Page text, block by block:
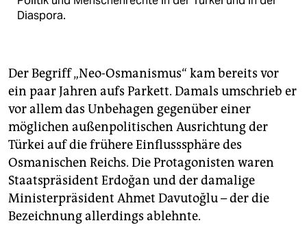
Diaspora.
Der Begriff „Neo-Osmanismus“ kam bereits vor
ein paar Jahren aufs Parkett. Damals umschrieb er
vor allem das Unbehagen gegenüber einer
möglichen außenpolitischen Ausrichtung der
Türkei auf die frühere Einflusssphäre des
Osmanischen Reichs. Die Protagonisten waren
Staatspräsident Erdoğan und der damalige
Ministerpräsident Ahmet Davutoğlu – der die
Bezeichnung allerdings ablehnte.